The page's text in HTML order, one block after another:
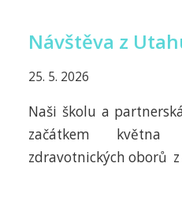
Návštěva z
25. 5. 2026
Naši školu a
začátkem května
zdravotnických oborů